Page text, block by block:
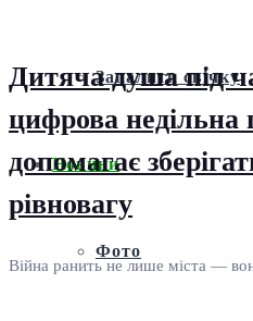
Запалити свічку
Новини
Фото
Дитяча душа під
цифрова
допомагає
рівновагу
Війна ранить не лише міста —